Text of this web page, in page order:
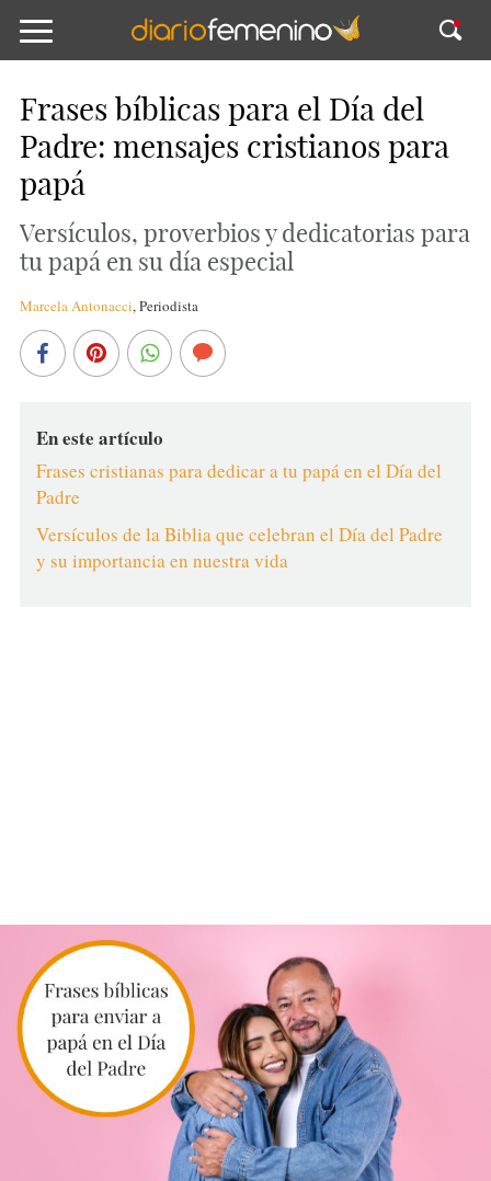
Frases bíblicas para el Día del
Padre: mensajes cristianos para
papá
Versículos, proverbios y dedicatorias para
tu papá en su día especial
Marcela Antonacci,Periodista
En este artículo
Frases cristianas para dedicar a tu papá en el Día del
Padre
Versículos de la Biblia que celebran el Día del Padre
y su importancia en nuestra vida